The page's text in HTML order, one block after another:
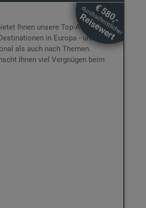
€ 580,-
durchschnittlicher
Reisewert
Ihnen unsere Top-Auswahl
in Europa - und das
als auch nach Themen.
Ihnen viel Vergnügen beim
DAS ERWARTET SIE:
Nächte für 2 Personen im DZ
Inkl. Frühstücksbuffet
Inkl. € 80,- Wertgutschein für
Hotelleistungen
Betreuung bei der Buchung